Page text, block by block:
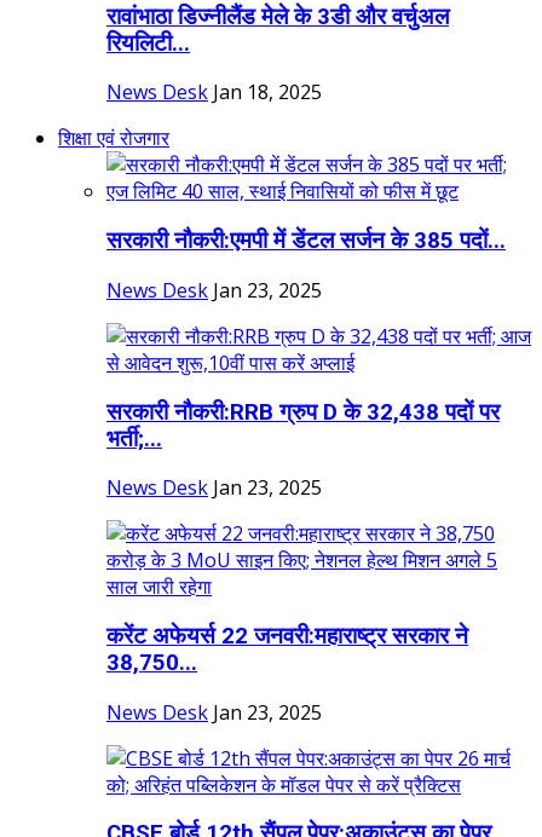
रावांभाठा डिज्नीलैंड मेले के 3डी और वर्चुअल
रियलिटी...
News Desk Jan 18, 2025
शिक्षा एवं रोजगार
सरकारी नौकरी:एमपी में डेंटल सर्जन के 385 पदों...
News Desk Jan 23, 2025
सरकारी नौकरी:RRB ग्रुप D के 32,438 पदों पर
भर्ती;...
News Desk Jan 23, 2025
करेंट अफेयर्स 22 जनवरी:महाराष्ट्र सरकार ने
38,750...
News Desk Jan 23, 2025